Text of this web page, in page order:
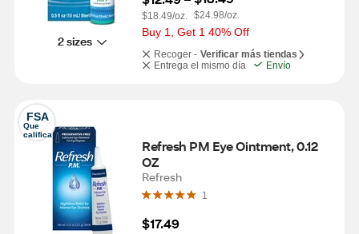
2 sizes
$18.49/oz. $24.98/oz.
Buy 1, Get 1 40% Off
Recoger - Verificar más tiendas
Entrega el mismo día
Envío
FSA
Que
califica
Refresh PM Eye Ointment, 0.12
OZ
Refresh
1
$17.49